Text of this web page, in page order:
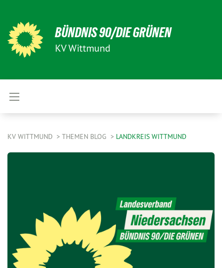
BÜNDNIS 90/DIE GRÜNEN
KV Wittmund
KV WITTMUND THEMEN BLOG LANDKREIS WITTMUND